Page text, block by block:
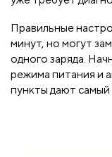
Правильные
минут, но могут
одного заряда.
режима питания и
пункты дают самый